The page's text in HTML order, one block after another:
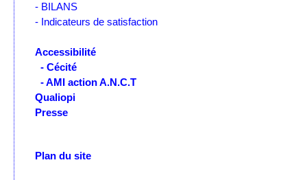
- BILANS
- Indicateurs de satisfaction
Accessibilité
- Cécité
- AMI action A.N.C.T
Qualiopi
Presse
Plan du site